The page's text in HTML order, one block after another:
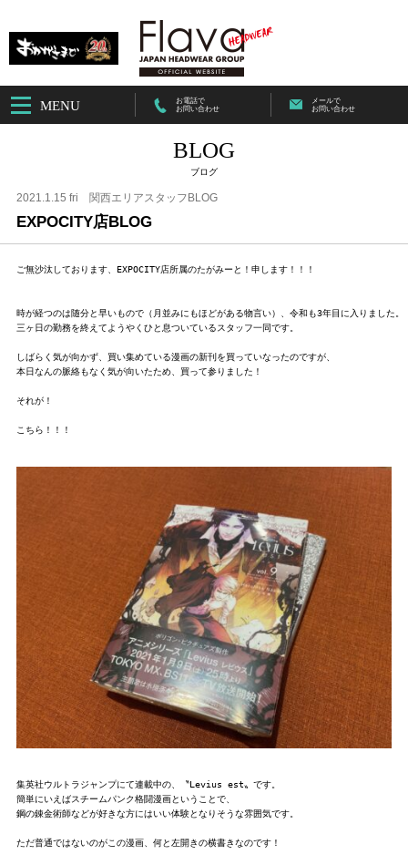
MENU
お電話で
お問い合わせ
メールで
お問い合わせ
BLOG
ブログ
2021.1.15 fri 関西エリアスタッフBLOG
EXPOCITY店BLOG
ご無沙汰しております、EXPOCITY店所属のたがみーと！申します！！！
時が経つのは随分と早いもので（月並みにもほどがある物言い）、令和も3年目に入りました。
三ヶ日の勤務を終えてようやくひと息ついているスタッフ一同です。
しばらく気が向かず、買い集めている漫画の新刊を買っていなったのですが、
本日なんの脈絡もなく気が向いたため、買って参りました！
それが！
こちら！！！
集英社ウルトラジャンプにて連載中の、〝Levius est〟です。
簡単にいえばスチームパンク格闘漫画ということで、
鋼の錬金術師などが好きな方にはいい体験となりそうな雰囲気です。
ただ普通ではないのがこの漫画、何と左開きの横書きなのです！